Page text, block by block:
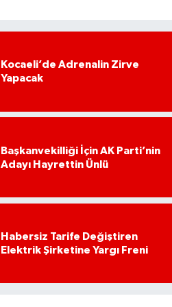
Kocaeli’de Adrenalin Zirve
Yapacak
Başkanvekilliği İçin AK Parti’nin
Adayı Hayrettin Ünlü
Habersiz Tarife Değiştiren
Elektrik Şirketine Yargı Freni